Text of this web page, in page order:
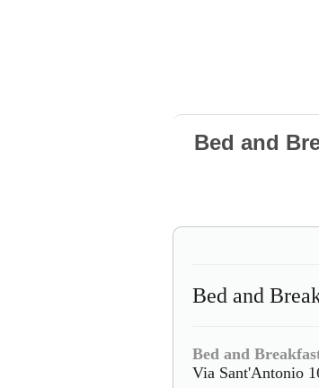
Bed and
Bed and
Bed and
Via Sant'Antonio